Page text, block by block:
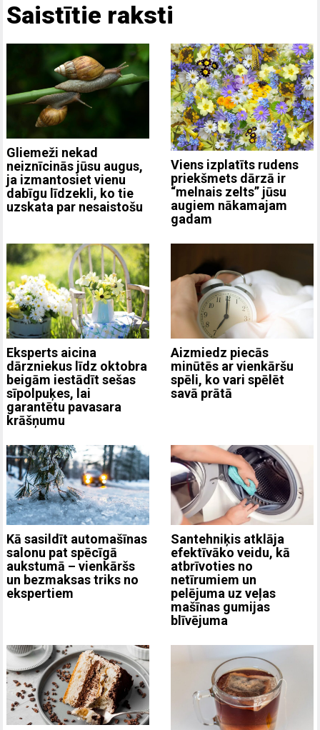
Saistītie raksti
Gliemeži nekad
neiznīcinās jūsu augus,
ja izmantosiet vienu
dabīgu līdzekli, ko tie
uzskata par nesaistošu
Viens izplatīts rudens
priekšmets dārzā ir
“melnais zelts” jūsu
augiem nākamajam
gadam
Eksperts aicina
dārzniekus līdz oktobra
beigām iestādīt sešas
sīpolpuķes, lai
garantētu pavasara
krāšņumu
Aizmiedz piecās
minūtēs ar vienkāršu
spēli, ko vari spēlēt
savā prātā
Kā sasildīt automašīnas
salonu pat spēcīgā
aukstumā – vienkāršs
un bezmaksas triks no
ekspertiem
Santehniķis atklāja
efektīvāko veidu, kā
atbrīvoties no
netīrumiem un
pelējuma uz veļas
mašīnas gumijas
blīvējuma